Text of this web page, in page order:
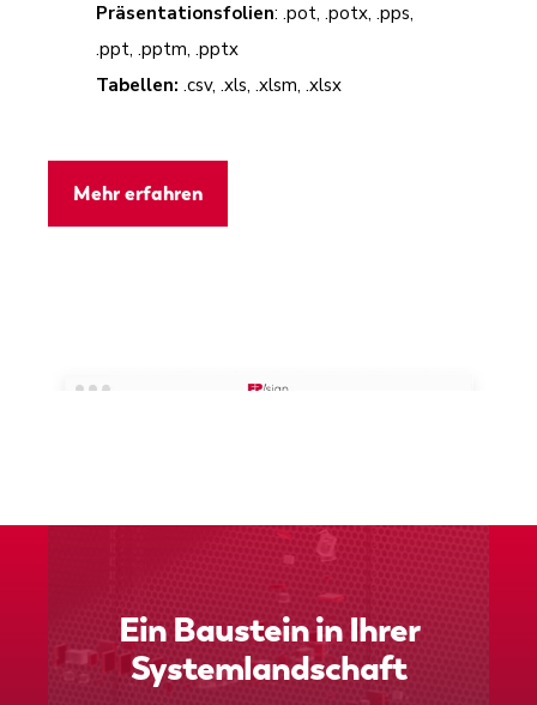
Präsentationsfolien: .pot, .potx, .pps,
.ppt, .pptm, .pptx
Tabellen: .csv, .xls, .xlsm, .xlsx
Mehr erfahren
Empfänger festlegen
Definieren Sie Ihre Empfänger und legen
Sie den Ablauf Ihres
Unterschreiben und
versenden
Platzieren Sie Ihre Unterschrift und die
Ein Baustein in Ihrer
Systemlandschaft